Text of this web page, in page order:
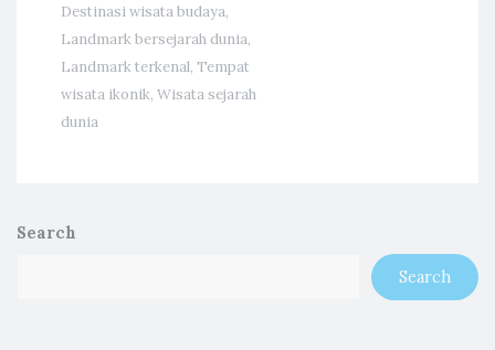
Destinasi wisata budaya,
Landmark bersejarah dunia,
Landmark terkenal, Tempat
wisata ikonik, Wisata sejarah
dunia
Search
Search